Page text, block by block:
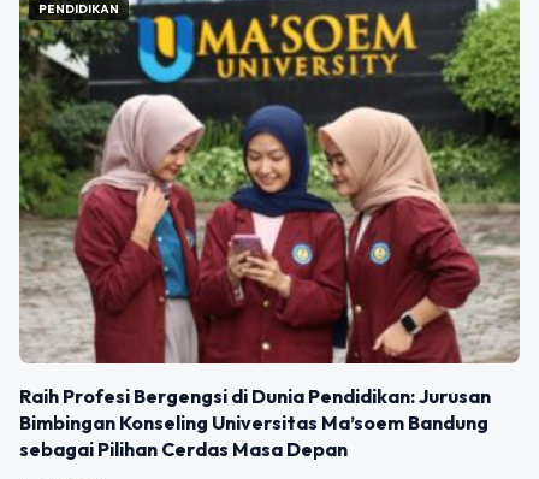
PENDIDIKAN
Raih Profesi Bergengsi di Dunia Pendidikan: Jurusan
Bimbingan Konseling Universitas Ma’soem Bandung
sebagai Pilihan Cerdas Masa Depan